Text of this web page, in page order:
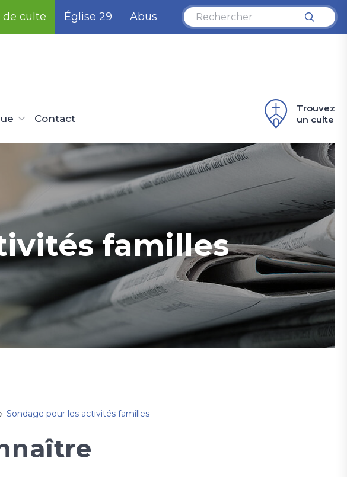
de culte Église 29 Abus
Contact
Trouvez
un culte
familles
Sondage pour les activités familles